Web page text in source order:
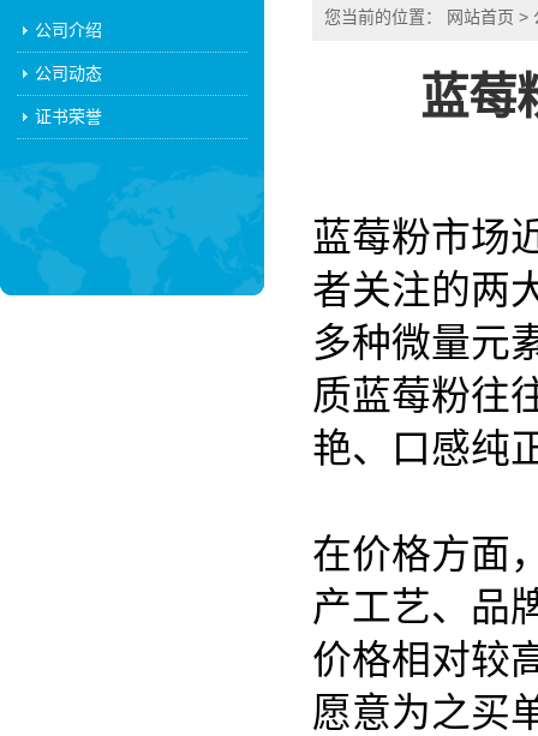
公司介绍
公司动态
证书荣誉
您当前的位置： 网站首页 >
蓝莓
蓝莓粉市场
者关注的两
多种微量元
质蓝莓粉往
艳、口感纯
在价格方面
产工艺、品
价格相对较
愿意为之买